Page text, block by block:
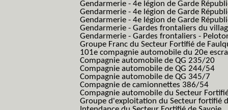
Gendarmerie - 4e légion de Garde
Gendarmerie - 4e légion de Garde
Gendarmerie - 4e légion de Garde
Gendarmerie - Gardes frontaliers du
Gendarmerie - Gardes frontaliers -
Groupe Franc du Secteur Fortifié de
101e compagnie automobile du 20e
Compagnie automobile de QG 235/20
Compagnie automobile de QG 244/54
Compagnie automobile de QG 345/7
Compagnie de camionnettes 386/54
Compagnie automobile du Secteur
Groupe d'exploitation du Secteur fortifié